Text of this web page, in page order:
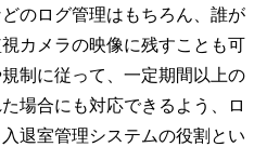
のログ管理はもちろん、誰が
カメラの映像に残すことも可
制に従って、一定期間以上の
場合にも対応できるよう、ロ
退室管理システムの役割とい